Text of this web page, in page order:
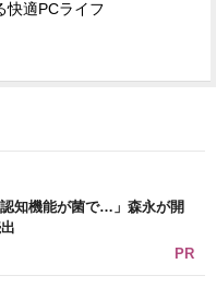
快適PCライフ
認知機能が菌で…」森永が開
PR